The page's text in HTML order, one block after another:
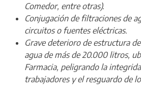
Comedor, entre otras).
Conjugación de filtraciones de
circuitos o fuentes eléctricas.
Grave deterioro de estructura
agua de más de 20.000 litros,
Farmacia, peligrando la
trabajadores y el resguardo de